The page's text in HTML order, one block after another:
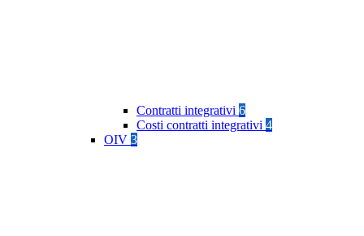
Contratti integrativi 6
Costi contratti integrativi 4
OIV 3